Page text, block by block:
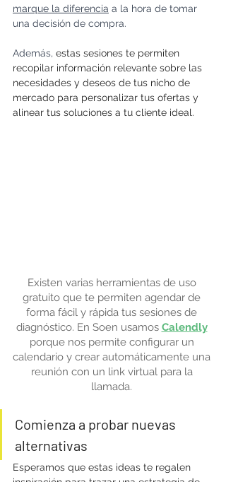
marque la diferencia a la hora de tomar
una decisión de compra.
Además, estas sesiones te permiten
recopilar información relevante sobre las
necesidades y deseos de tus nicho de
mercado para personalizar tus ofertas y
alinear tus soluciones a tu cliente ideal.
Existen varias herramientas de uso
gratuito que te permiten agendar de
forma fácil y rápida tus sesiones de
diagnóstico. En Soen usamos Calendly
porque nos permite configurar un
calendario y crear automáticamente una
reunión con un link virtual para la
llamada.
Comienza a probar nuevas
alternativas
Esperamos que estas ideas te regalen